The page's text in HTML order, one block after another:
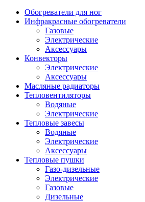
Обогреватели для ног
Инфракрасные обогреватели
Газовые
Электрические
Аксессуары
Конвекторы
Электрические
Аксессуары
Масляные радиаторы
Тепловентиляторы
Водяные
Электрические
Тепловые завесы
Водяные
Электрические
Аксессуары
Тепловые пушки
Газо-дизельные
Электрические
Газовые
Дизельные